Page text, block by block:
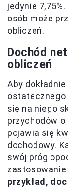
jedynie
osób może
obliczeń.
Dochód
obliczeń
Aby
ostatecznego
się na niego
przychodów o
pojawia się
dochodowy.
swój próg
przykład,